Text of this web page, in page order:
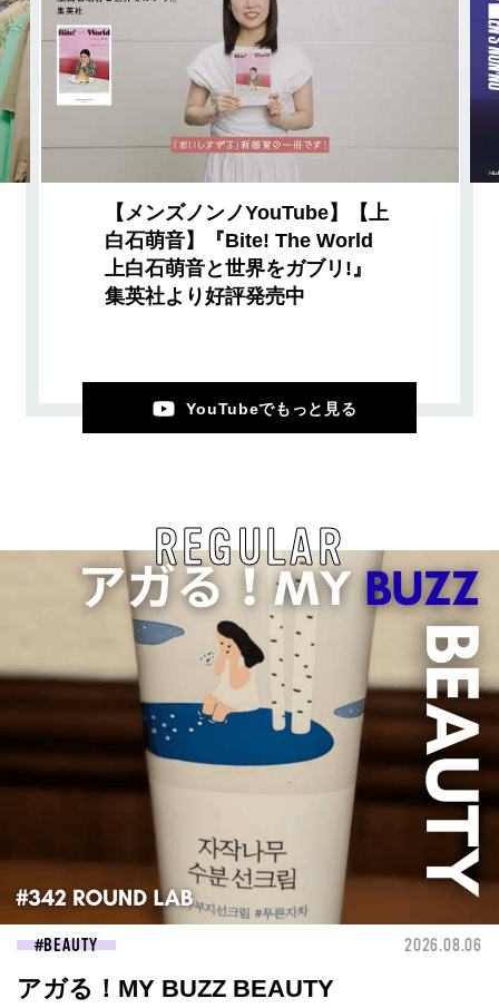
【メンズノンノYouTube】【上
白石萌音】『Bite! The World
上白石萌音と世界をガブリ!』
集英社より好評発売中
YouTubeでもっと見る
REGULAR
BEAUTY 2026.08.06
アガる！MY BUZZ BEAUTY